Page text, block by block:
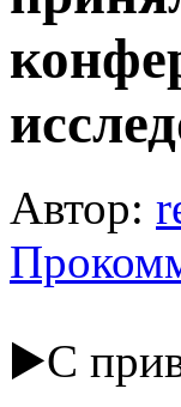
Автор:
▶️С